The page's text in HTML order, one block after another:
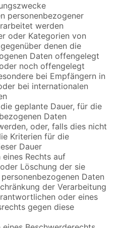
personenbezogener
werden
oder Kategorien von
denen die
Daten offengelegt
noch offengelegt
bei Empfängern in
bei internationalen
geplante Dauer, für die
Daten
oder, falls dies nicht
Kriterien für die
Dauer
eines Rechts auf
Löschung der sie
Daten
der Verarbeitung
oder eines
gegen diese